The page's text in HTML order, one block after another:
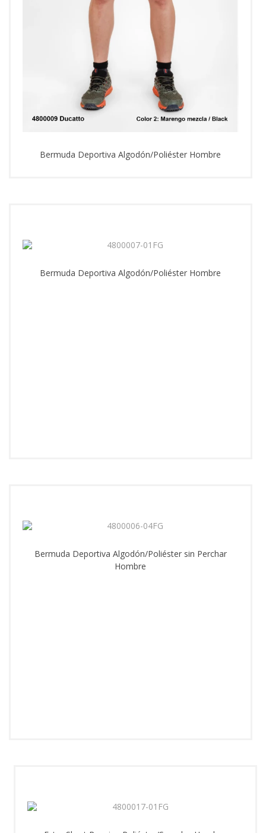
Bermuda Deportiva Algodón/Poliéster Hombre
Bermuda Deportiva Algodón/Poliéster Hombre
Bermuda Deportiva Algodón/Poliéster sin Perchar
Hombre